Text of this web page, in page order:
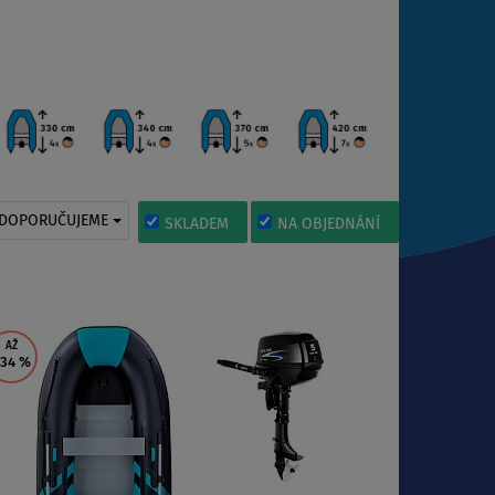
SKLADEM NA OBJEDNÁNÍ
AŽ
%